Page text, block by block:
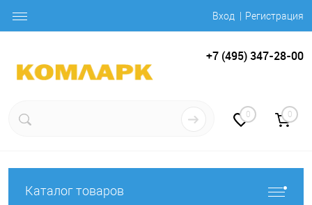
Вход Регистрация
+7 (495) 347-28-00
0 0
Каталог товаров